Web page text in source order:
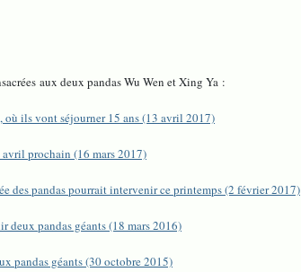
aux deux pandas Wu Wen et Xing Ya :
où ils vont séjourner 15 ans (13 avril 2017)
avril prochain (16 mars 2017)
des pandas pourrait intervenir ce printemps (2 février 2017)
pandas géants (18 mars 2016)
pandas géants (30 octobre 2015)